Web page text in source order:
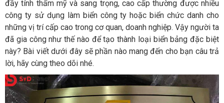
đầy tính thẩm mỹ và sang trọng, cao cấp thường được nhiều
công ty sử dụng làm biển công ty hoặc biển chức danh cho
những vị trí cấp cao trong cơ quan, doanh nghiệp. Vậy người ta
đã gia công như thế nào để tạo thành loại biển bảng đặc biệt
này? Bài viết dưới đây sẽ phần nào mang đến cho bạn câu trả
lời, hãy cùng theo dõi nhé.